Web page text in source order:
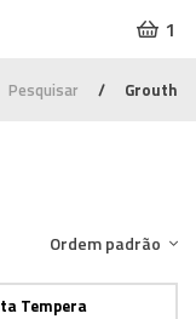
1
Pesquisar Grouth
Ordem padrão
Tempera